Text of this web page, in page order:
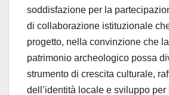
soddisfazione per la
di collaborazione istituzionale
progetto, nella convinzione che
patrimonio archeologico possa
strumento di crescita culturale,
dell’identità locale e sviluppo per